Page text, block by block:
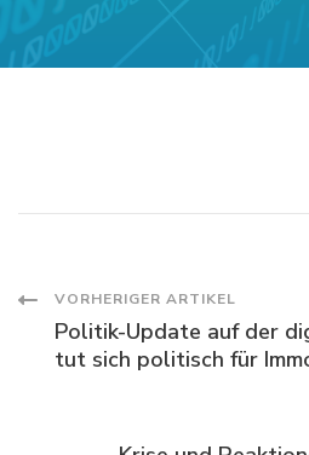
Post
Navigation
VORHERIGER ARTIKEL
Politik-Update auf der
tut sich politisch für